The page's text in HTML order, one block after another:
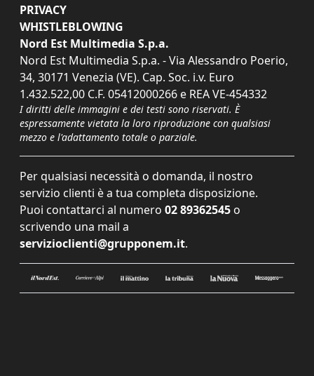
PRIVACY
WHISTLEBLOWING
Nord Est Multimedia S.p.a.
Nord Est Multimedia S.p.a. - Via Alessandro Poerio,
34, 30171 Venezia (VE). Cap. Soc. i.v. Euro
1.432.522,00 C.F. 05412000266 e REA VE-454332
I diritti delle immagini e dei testi sono riservati. È
espressamente vietata la loro riproduzione con qualsiasi
mezzo e l'adattamento totale o parziale.
Per qualsiasi necessità o domanda, il nostro
servizio clienti è a tua completa disposizione.
Puoi contattarci al numero 02 89362545 o
scrivendo una mail a
servizioclienti@grupponem.it.